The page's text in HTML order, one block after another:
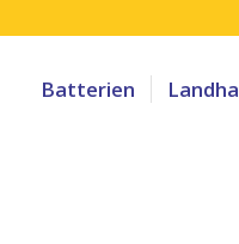
Batterien